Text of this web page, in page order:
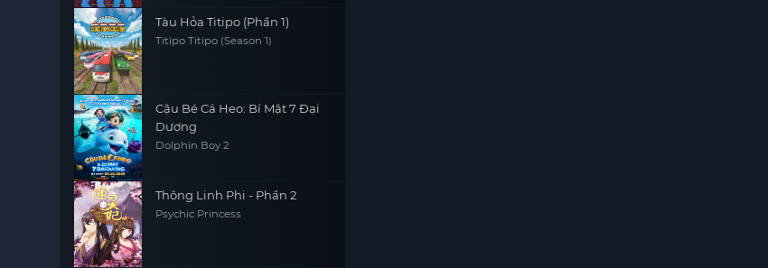
Tàu Hỏa Titipo (Phần 1)
Titipo Titipo (Season 1)
Cậu Bé Cá Heo: Bí Mật 7 Đại
Dương
Dolphin Boy 2
Thông Linh Phi - Phần 2
Psychic Princess